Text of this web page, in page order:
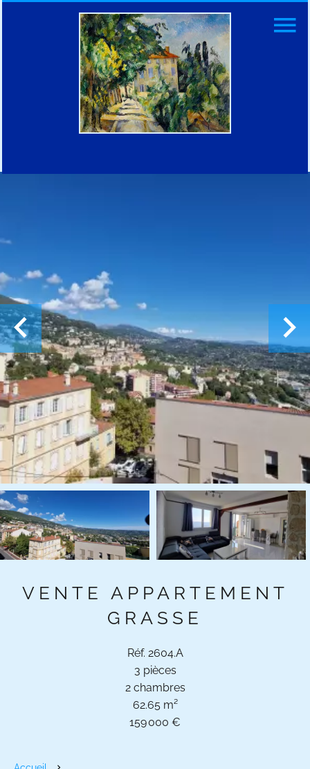
VENTE APPARTEMENT
GRASSE
Réf. 2604.A
3 pièces
2 chambres
62.65 m²
159 000 €